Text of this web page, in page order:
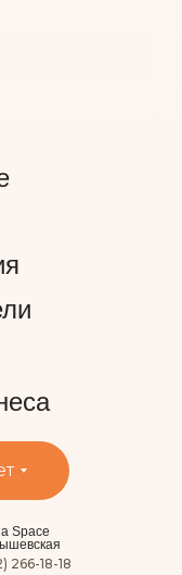
Space
266-18-18